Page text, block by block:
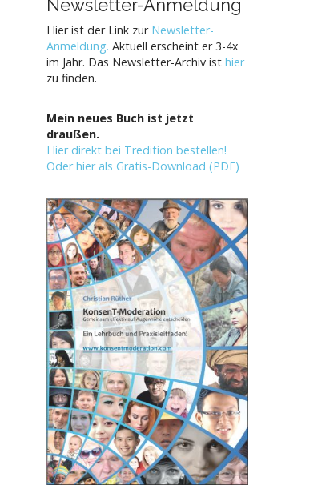
Newsletter-Anmeldung
Hier ist der Link zur Newsletter-
Anmeldung. Aktuell erscheint er 3-4x
im Jahr. Das Newsletter-Archiv ist hier
zu finden.
Mein neues Buch ist jetzt
draußen.
Hier direkt bei Tredition bestellen!
Oder hier als Gratis-Download (PDF)